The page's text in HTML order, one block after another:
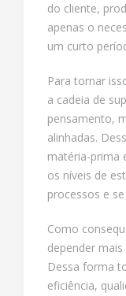
do cliente,
apenas o
um curto
Para tornar
a cadeia de
pensamento,
alinhadas.
matéria-prima
os níveis de
processos e
Como
depender
Dessa forma
eficiência,